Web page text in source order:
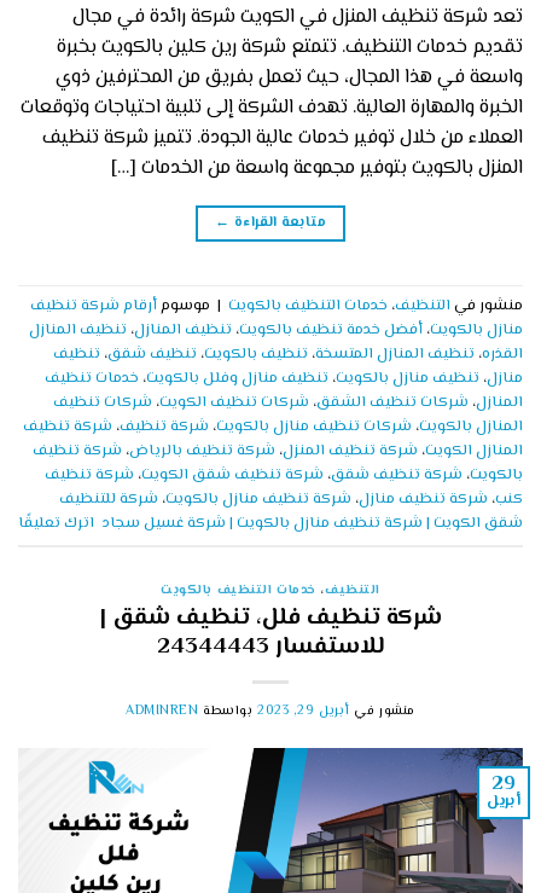
تعد شركة تنظيف المنزل في الكويت شركة رائدة في مجال
تقديم خدمات التنظيف. تتمتع شركة رين كلين بالكويت بخبرة
واسعة في هذا المجال، حيث تعمل بفريق من المحترفين ذوي
الخبرة والمهارة العالية. تهدف الشركة إلى تلبية احتياجات وتوقعات
العملاء من خلال توفير خدمات عالية الجودة. تتميز شركة تنظيف
المنزل بالكويت بتوفير مجموعة واسعة من الخدمات […]
متابعة القراءة ←
منشور في التنظيف، خدمات التنظيف بالكويت | موسومأرقام شركة تنظيف
منازل بالكويت، أفضل خدمة تنظيف بالكويت، تنظيف المنازل، تنظيف المنازل
القذره، تنظيف المنازل المتسخة، تنظيف بالكويت، تنظيف شقق، تنظيف
منازل، تنظيف منازل بالكويت، تنظيف منازل وفلل بالكويت، خدمات تنظيف
المنازل، شركات تنظيف الشقق، شركات تنظيف الكويت، شركات تنظيف
المنازل بالكويت، شركات تنظيف منازل بالكويت، شركة تنظيف، شركة تنظيف
المنازل الكويت، شركة تنظيف المنزل، شركة تنظيف بالرياض، شركة تنظيف
بالكويت، شركة تنظيف شقق، شركة تنظيف شقق الكويت، شركة تنظيف
كنب، شركة تنظيف منازل، شركة تنظيف منازل بالكويت، شركة للتنظيف
شقق الكويت | شركة تنظيف منازل بالكويت | شركة غسيل سجاد اترك تعليقًا
التنظيف، خدمات التنظيف بالكويت
شركة تنظيف فلل، تنظيف شقق |
للاستفسار 24344443
منشور في أبريل 29, 2023 بواسطة ADMINREN
29
أبريل